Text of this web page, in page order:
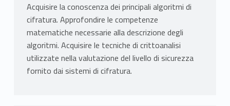
Acquisire la conoscenza dei principali algoritmi di
cifratura. Approfondire le competenze
matematiche necessarie alla descrizione degli
algoritmi. Acquisire le tecniche di crittoanalisi
utilizzate nella valutazione del livello di sicurezza
fornito dai sistemi di cifratura.